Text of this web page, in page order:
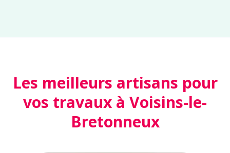
Les meilleurs artisans pour
vos travaux à Voisins-le-
Bretonneux